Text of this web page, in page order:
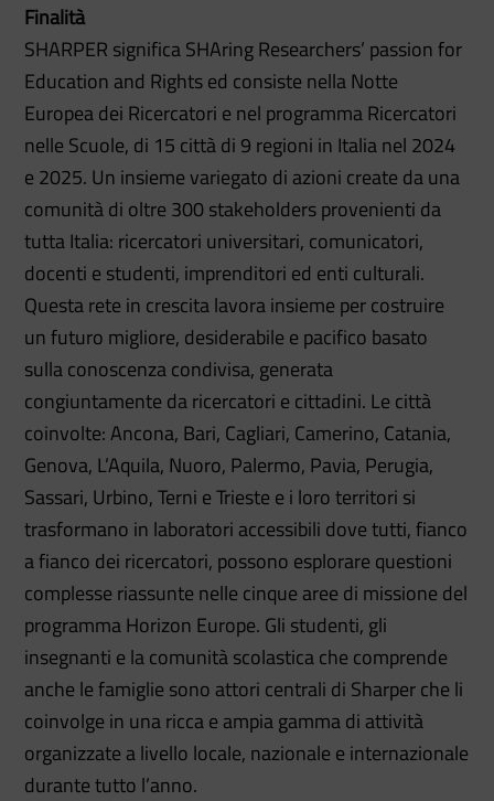
Finalità
SHARPER significa SHAring Researchers’ passion for
Education and Rights ed consiste nella Notte
Europea dei Ricercatori e nel programma Ricercatori
nelle Scuole, di 15 città di 9 regioni in Italia nel 2024
e 2025. Un insieme variegato di azioni create da una
comunità di oltre 300 stakeholders provenienti da
tutta Italia: ricercatori universitari, comunicatori,
docenti e studenti, imprenditori ed enti culturali.
Questa rete in crescita lavora insieme per costruire
un futuro migliore, desiderabile e pacifico basato
sulla conoscenza condivisa, generata
congiuntamente da ricercatori e cittadini. Le città
coinvolte: Ancona, Bari, Cagliari, Camerino, Catania,
Genova, L’Aquila, Nuoro, Palermo, Pavia, Perugia,
Sassari, Urbino, Terni e Trieste e i loro territori si
trasformano in laboratori accessibili dove tutti, fianco
a fianco dei ricercatori, possono esplorare questioni
complesse riassunte nelle cinque aree di missione del
programma Horizon Europe. Gli studenti, gli
insegnanti e la comunità scolastica che comprende
anche le famiglie sono attori centrali di Sharper che li
coinvolge in una ricca e ampia gamma di attività
organizzate a livello locale, nazionale e internazionale
durante tutto l’anno.